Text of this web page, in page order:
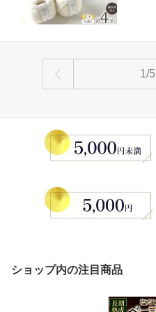
1/5
ショップ内の注目商品